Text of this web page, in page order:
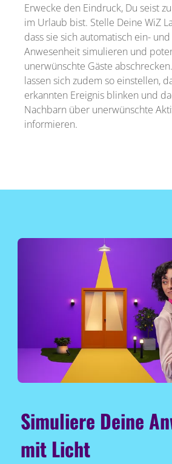
Erwecke den Eindruck, Du seist
im Urlaub bist. Stelle Deine WiZ
dass sie sich automatisch ein-
Anwesenheit simulieren und
unerwünschte Gäste
lassen sich zudem so einstellen,
erkannten Ereignis blinken und
Nachbarn über unerwünschte
informieren.
Simuliere Deine
mit Licht